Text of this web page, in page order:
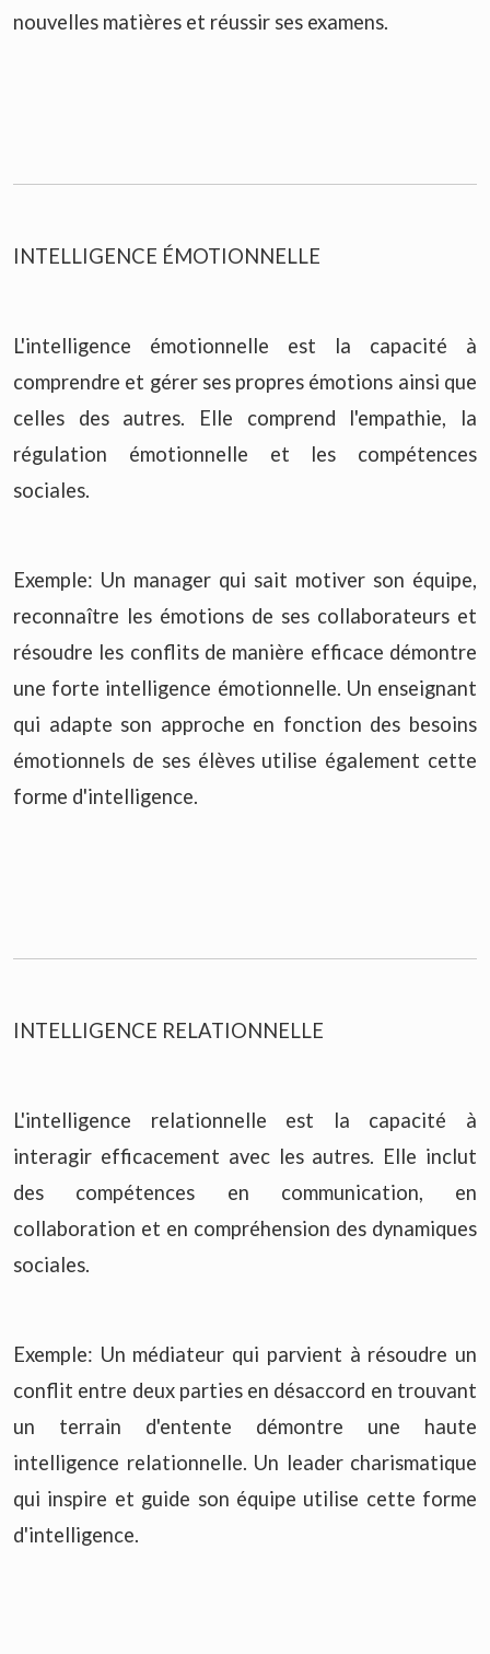
nouvelles matières et réussir ses examens.
INTELLIGENCE ÉMOTIONNELLE
L'intelligence émotionnelle est la capacité à
comprendre et gérer ses propres émotions ainsi que
celles des autres. Elle comprend l'empathie, la
régulation émotionnelle et les compétences
sociales.
Exemple: Un manager qui sait motiver son équipe,
reconnaître les émotions de ses collaborateurs et
résoudre les conflits de manière efficace démontre
une forte intelligence émotionnelle. Un enseignant
qui adapte son approche en fonction des besoins
émotionnels de ses élèves utilise également cette
forme d'intelligence.
INTELLIGENCE RELATIONNELLE
L'intelligence relationnelle est la capacité à
interagir efficacement avec les autres. Elle inclut
des compétences en communication, en
collaboration et en compréhension des dynamiques
sociales.
Exemple: Un médiateur qui parvient à résoudre un
conflit entre deux parties en désaccord en trouvant
un terrain d'entente démontre une haute
intelligence relationnelle. Un leader charismatique
qui inspire et guide son équipe utilise cette forme
d'intelligence.